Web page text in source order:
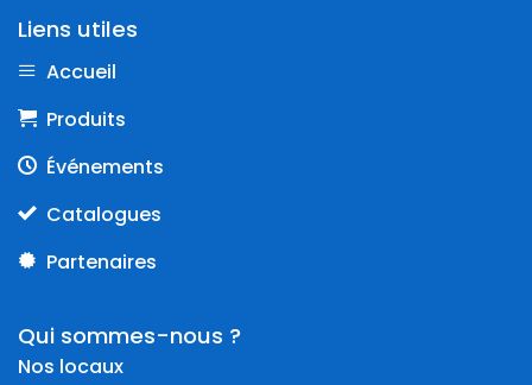
Liens utiles
Accueil
Produits
Événements
Catalogues
Partenaires
Qui sommes-nous ?
Nos locaux